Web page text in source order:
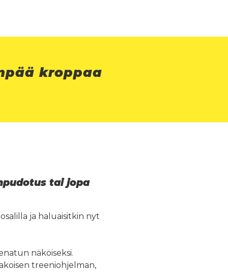
kroppaa
tai jopa
ja haluaisitkin nyt
näköiseksi.
treeniohjelman,